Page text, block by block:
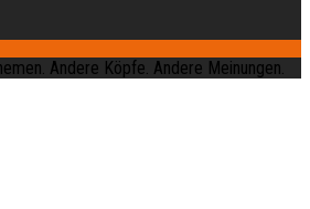
Andere Köpfe. Andere Meinungen.